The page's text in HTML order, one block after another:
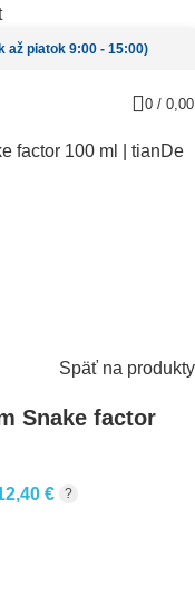
až piatok 9:00 - 15:00)
0 /
Späť na produkty
Snake factor
€ ?